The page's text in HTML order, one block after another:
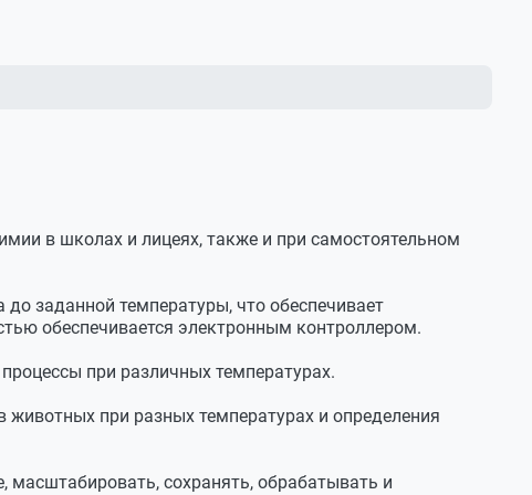
в школах и лицеях, также и при самостоятельном
заданной температуры, что обеспечивает
обеспечивается электронным контроллером.
при различных температурах.
при разных температурах и определения
сохранять, обрабатывать и
(на штативе)